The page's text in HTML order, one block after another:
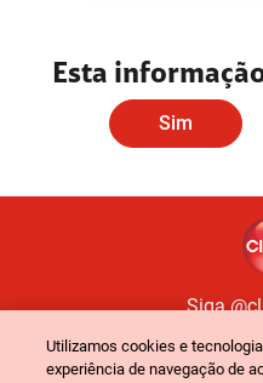
Esta
Sim
Siga
Utilizamos cookies e
experiência de navegação de